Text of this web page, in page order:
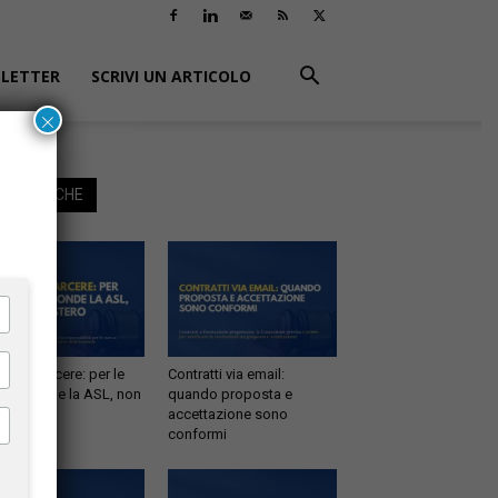
SCRIVI UN ARTICOLO
ANCHE
in carcere: per le
risponde la ASL, non
Contratti via email:
quando proposta e
accettazione sono
conformi
×